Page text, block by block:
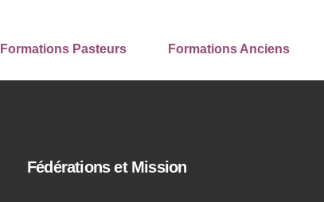
Formations Pasteurs Formations Anciens
Fédérations et Mission